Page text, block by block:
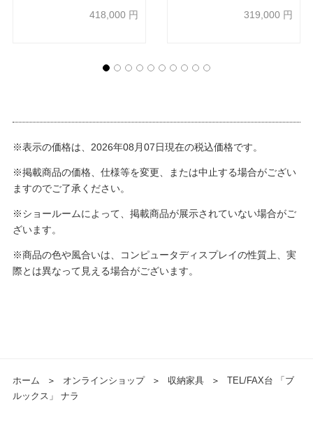
418,000 円 319,000 円
※表示の価格は、2026年08月07日現在の税込価格です。
※掲載商品の価格、仕様等を変更、または中止する場合がござい
ますのでご了承ください。
※ショールームによって、掲載商品が展示されていない場合がご
ざいます。
※商品の色や風合いは、コンピュータディスプレイの性質上、実
際とは異なって見える場合がございます。
ホーム ＞ オンラインショップ ＞ 収納家具 ＞
TEL/FAX台 「ブ
ルックス」 ナラ